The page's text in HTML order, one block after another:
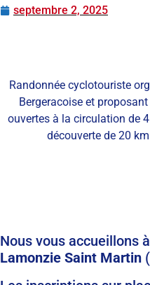
septembre 2, 2025
Randonnée cyclotouriste
Bergeracoise et
ouvertes à la circulation de
découverte de 20
Nous vous accueillons à
Lamonzie Saint Martin